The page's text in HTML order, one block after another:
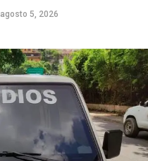
agosto 5, 2026